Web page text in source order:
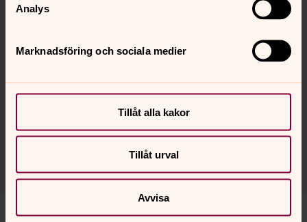
Analys
Marknadsföring och sociala medier
Tillåt alla kakor
Tillåt urval
Avvisa
Engelska
mina personuppgifter*
Skicka